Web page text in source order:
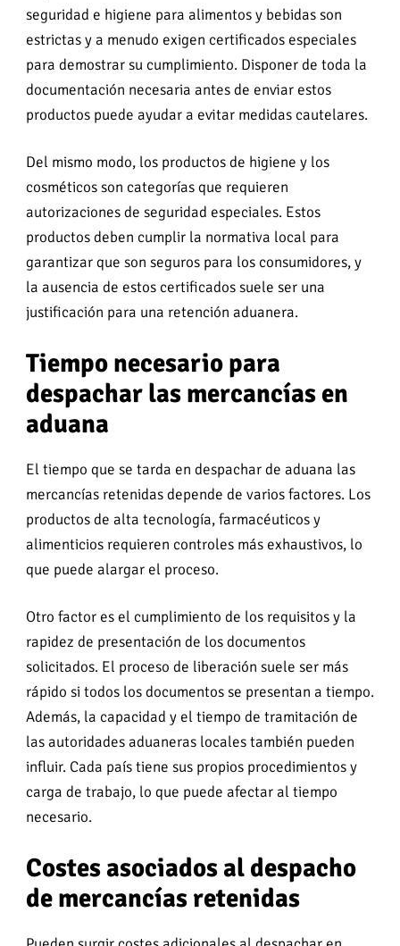
seguridad e higiene para alimentos y bebidas son
estrictas y a menudo exigen certificados especiales
para demostrar su cumplimiento. Disponer de toda la
documentación necesaria antes de enviar estos
productos puede ayudar a evitar medidas cautelares.
Del mismo modo, los productos de higiene y los
cosméticos son categorías que requieren
autorizaciones de seguridad especiales. Estos
productos deben cumplir la normativa local para
garantizar que son seguros para los consumidores, y
la ausencia de estos certificados suele ser una
justificación para una retención aduanera.
Tiempo necesario para
despachar las mercancías en
aduana
El tiempo que se tarda en despachar de aduana las
mercancías retenidas depende de varios factores. Los
productos de alta tecnología, farmacéuticos y
alimenticios requieren controles más exhaustivos, lo
que puede alargar el proceso.
Otro factor es el cumplimiento de los requisitos y la
rapidez de presentación de los documentos
solicitados. El proceso de liberación suele ser más
rápido si todos los documentos se presentan a tiempo.
Además, la capacidad y el tiempo de tramitación de
las autoridades aduaneras locales también pueden
influir. Cada país tiene sus propios procedimientos y
carga de trabajo, lo que puede afectar al tiempo
necesario.
Costes asociados al despacho
de mercancías retenidas